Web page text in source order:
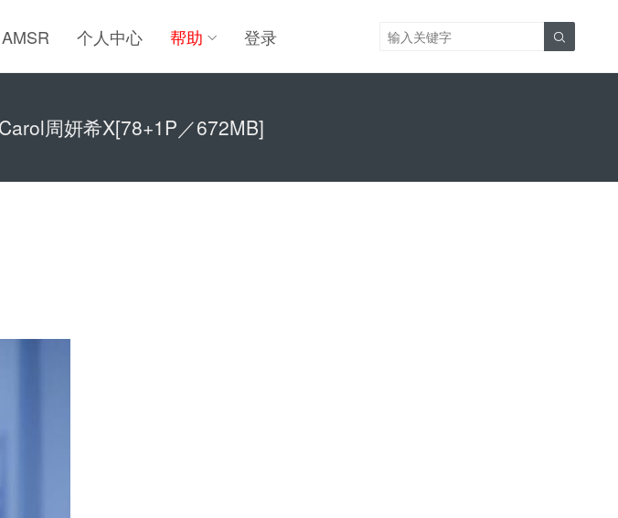
AMSR 个人中心 帮助 登录 
周妍希X[78+1P／672MB]